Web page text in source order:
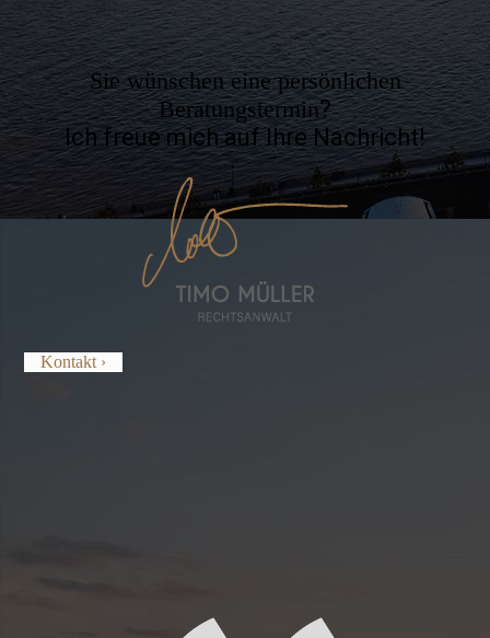
Sie wünschen eine persönlichen
Beratungstermin?
Ich freue mich auf Ihre Nachricht!
Kontakt ›